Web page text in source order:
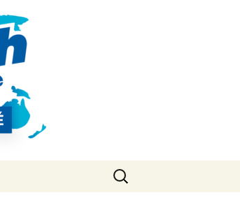
Rechercher :